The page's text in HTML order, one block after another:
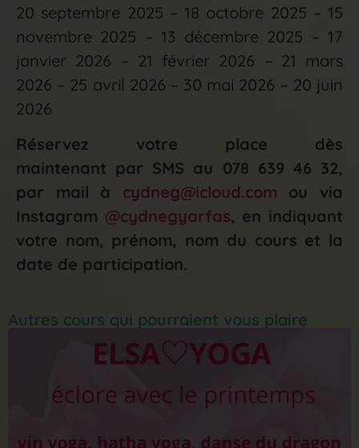
20 septembre 2025 – 18 octobre 2025 – 15
novembre 2025 – 13 décembre 2025 – 17
janvier 2026 – 21 février 2026 – 21 mars
2026 – 25 avril 2026 – 30 mai 2026 – 20 juin
2026
Réservez votre place dès
maintenant par SMS au 078 639 46 32,
par mail à cydneg@icloud.com ou via
Instagram @cydnegyarfas, en indiquant
votre nom, prénom, nom du cours et la
date de participation.
Autres cours qui pourraient vous plaire